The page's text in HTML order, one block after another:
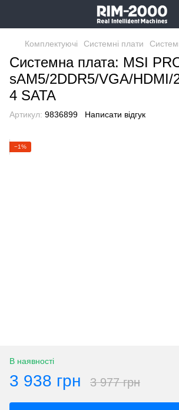
Комплектуючі Системні плати
Системна плата: MSI
sAM5/2DDR5/VGA/HDMI/
4 SATA
Артикул: 9836899 Написати відгук
−1%
В наявності
3 938 грн 3 977 грн